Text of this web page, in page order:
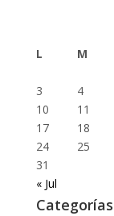
L
M
3
4
10
11
17
18
24
25
31
« Jul
Categorías